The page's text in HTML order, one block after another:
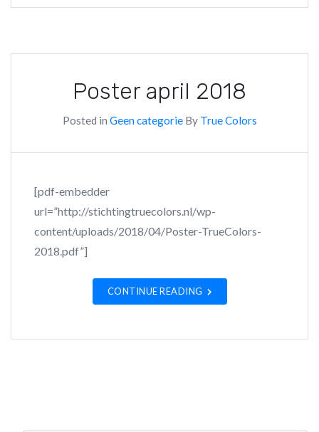
Poster april 2018
Posted in Geen categorieBy True Colors
[pdf-embedder
url=”http://stichtingtruecolors.nl/wp-
content/uploads/2018/04/Poster-TrueColors-
2018.pdf”]
CONTINUE READING